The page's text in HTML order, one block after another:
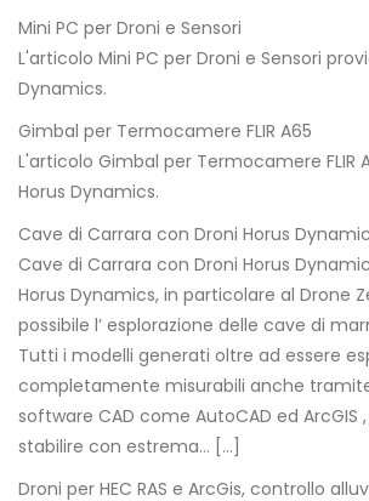
Mini PC per Droni e Sensori
L'articolo Mini PC per Droni e Sensori
Dynamics.
Gimbal per Termocamere FLIR A65
L'articolo Gimbal per Termocamere FLIR
Horus Dynamics.
Cave di Carrara con Droni Horus
Cave di Carrara con Droni Horus
Horus Dynamics, in particolare al Drone
possibile l’ esplorazione delle cave di
Tutti i modelli generati oltre ad essere
completamente misurabili anche
software CAD come AutoCAD ed ArcGIS
stabilire con estrema… […]
Droni per HEC RAS e ArcGis, controllo